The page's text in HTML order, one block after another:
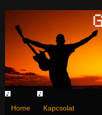
Home Kapcsolat